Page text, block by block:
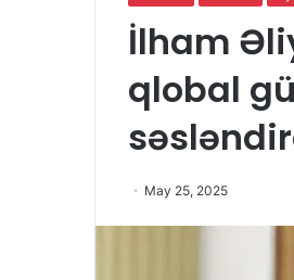
İlham
qlobal
May 25, 2025